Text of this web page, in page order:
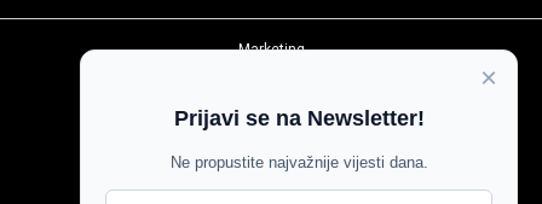
Marketing
Impressum
Pravila komentiranja
Agroglas
×
Prijavi se na Newsletter!
Ne propustite najvažnije vijesti dana.